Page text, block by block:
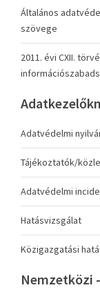
Általános
szövege
2011. évi CXII.
Adatvédelmi
Tájékoztatók/
Adatvédelmi
Hatásvizsgálat
Közigazgatási
Nemzetközi